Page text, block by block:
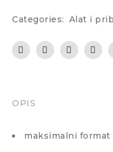
Categories: Alat i
OPIS
maksimalni format